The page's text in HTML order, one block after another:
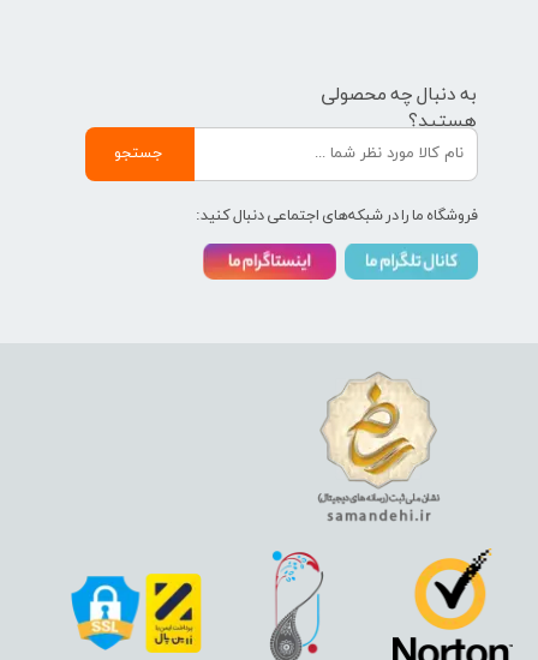
به دنبال چه محصولی
هستید؟
جستجو
فروشگاه ما را در شبکه‌های اجتماعی دنبال کنید: